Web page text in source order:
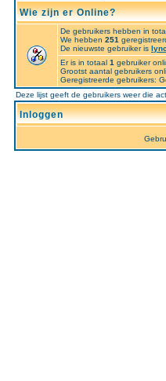
Wie zijn er Online?
De gebruikers hebben in
We hebben 251
De nieuwste gebruiker is
Er is in totaal 1 gebruiker
Grootst aantal gebruikers
Geregistreerde gebruikers:
Deze lijst geeft de gebruikers weer die
Inloggen